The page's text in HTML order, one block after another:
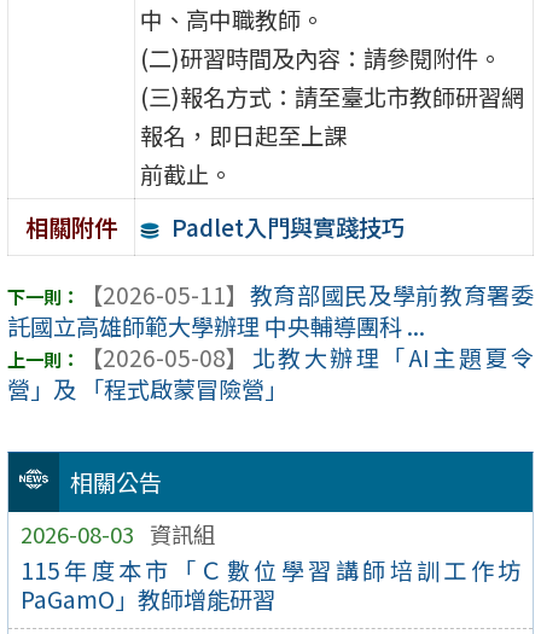
相關公告
2026-08-03 資訊組
115年度本市「Ｃ數位學習講師培訓工作坊
PaGamO」教師增能研習
中、高中職教師。
(二)研習時間及內容：請參閱附件。
(三)報名方式：請至臺北市教師研習網
報名，即日起至上課
前截止。
相關附件
Padlet入門與實踐技巧
【2026-05-11】 教育部國民及學前教育署委
託國立高雄師範大學辦理 中央輔導團科 ...
【2026-05-08】
北教大辦理「AI主題夏令
營」及 「程式啟蒙冒險營」